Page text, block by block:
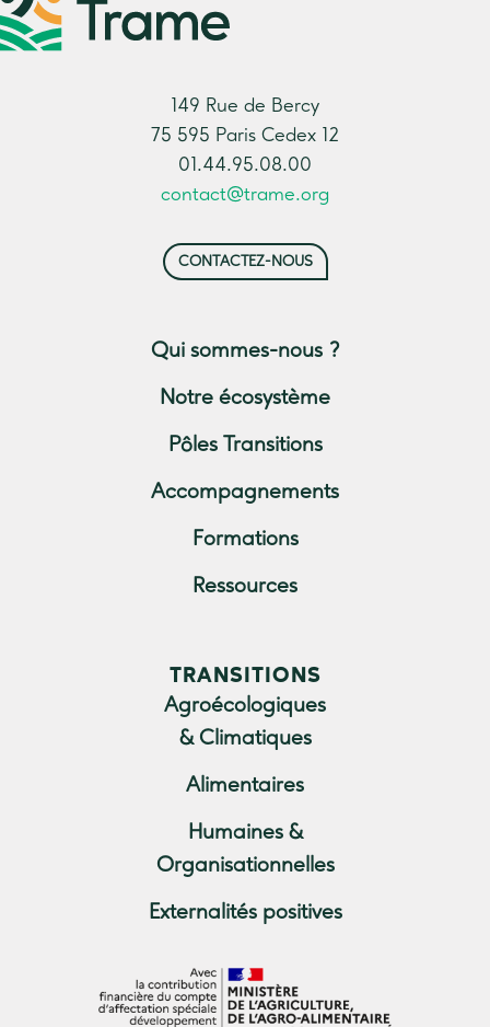
149 Rue de Bercy
75 595 Paris Cedex 12
01.44.95.08.00
contact@trame.org
CONTACTEZ-NOUS
Qui sommes-nous ?
Notre écosystème
Pôles Transitions
Accompagnements
Formations
Ressources
TRANSITIONS
Agroécologiques
& Climatiques
Alimentaires
Humaines &
Organisationnelles
Externalités positives